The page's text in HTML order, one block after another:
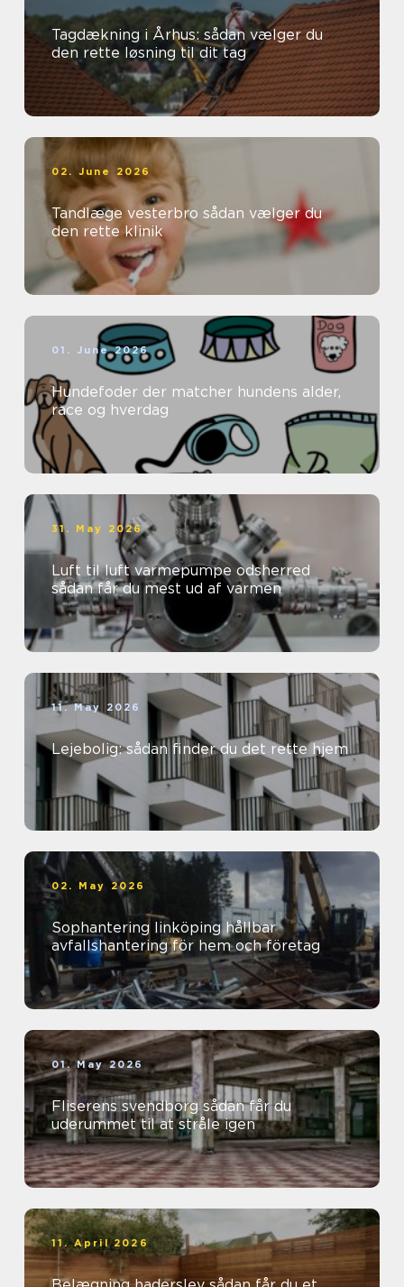
Tagdækning i Århus: sådan vælger du
den rette løsning til dit tag
02. June 2026
Tandlæge vesterbro sådan vælger du
den rette klinik
01. June 2026
Hundefoder der matcher hundens alder,
race og hverdag
31. May 2026
Luft til luft varmepumpe odsherred
sådan får du mest ud af varmen
11. May 2026
Lejebolig: sådan finder du det rette hjem
02. May 2026
Sophantering linköping hållbar
avfallshantering för hem och företag
01. May 2026
Fliserens svendborg sådan får du
uderummet til at stråle igen
11. April 2026